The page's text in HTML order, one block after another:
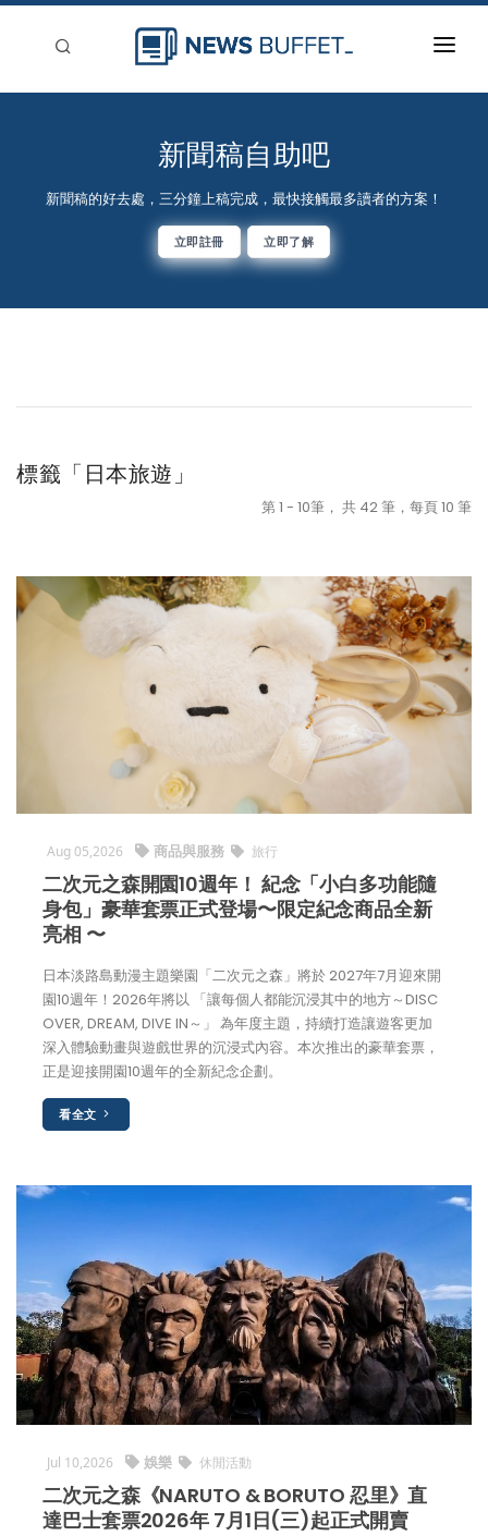
回到首頁
登入
新聞稿自助吧
新聞稿的好去處，三分鐘上稿完成，最快接觸最多讀者的方案！
立即註冊 立即了解
標籤「日本旅遊」
第 1 - 10筆， 共 42 筆，每頁 10 筆
Aug 05,2026 商品與服務 旅行
二次元之森開園10週年！ 紀念「小白多功能隨
身包」豪華套票正式登場〜限定紀念商品全新
亮相 〜
日本淡路島動漫主題樂園「二次元之森」將於 2027年7月迎來開
園10週年！2026年將以 「讓每個人都能沉浸其中的地方～DISC
OVER, DREAM, DIVE IN～」 為年度主題，持續打造讓遊客更加
深入體驗動畫與遊戲世界的沉浸式內容。本次推出的豪華套票，
正是迎接開園10週年的全新紀念企劃。
看全文
Jul 10,2026 娛樂 休閒活動
二次元之森《NARUTO & BORUTO 忍里》直
達巴士套票2026年 7月1日(三)起正式開賣